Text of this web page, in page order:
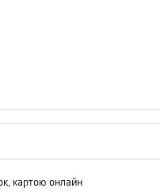
картою онлайн